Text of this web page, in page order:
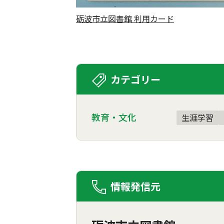
砺波市立図書館 利用カード
カテゴリー
教育・文化 生涯学習
情報発信元